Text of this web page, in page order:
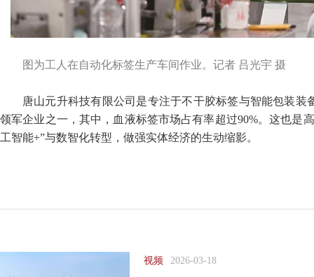
图为工人在自动化标签生产车间作业。 记者 吕光宇 摄
唐山元升科技有限公司是专注于不干胶标签与智能包装
领军企业之一，其中，血液标签市场占有率超过90%。这也是
工智能+”与数智化转型，做强实体经济的生动缩影。
视频 2026-03-18